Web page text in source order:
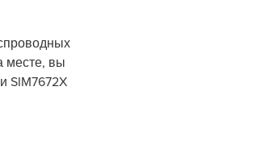
месте, вы
SIM7672X